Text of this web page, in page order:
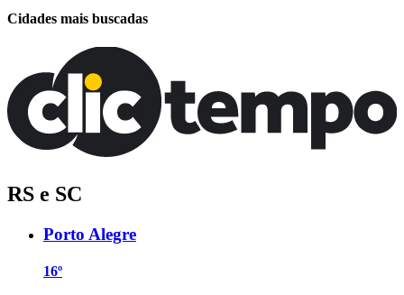
Cidades mais buscadas
RS e SC
Porto Alegre
16º